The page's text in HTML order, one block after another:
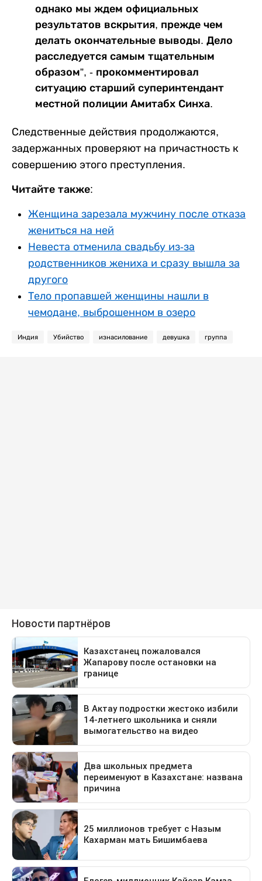
однако мы ждем официальных
результатов вскрытия, прежде чем
делать окончательные выводы. Дело
расследуется самым тщательным
образом”, - прокомментировал
ситуацию старший суперинтендант
местной полиции Амитабх Синха.
Следственные действия продолжаются,
задержанных проверяют на причастность к
совершению этого преступления.
Читайте также:
Женщина зарезала мужчину после отказа
жениться на ней
Невеста отменила свадьбу из-за
родственников жениха и сразу вышла за
другого
Тело пропавшей женщины нашли в
чемодане, выброшенном в озеро
Индия Убийство изнасилование девушка группа